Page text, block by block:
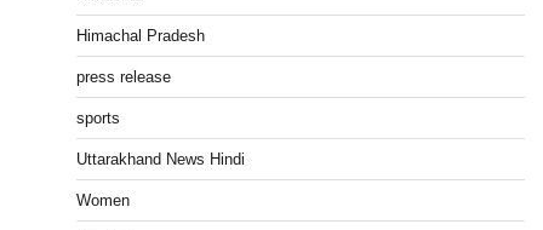
Himachal Pradesh
press release
sports
Uttarakhand News Hindi
Women